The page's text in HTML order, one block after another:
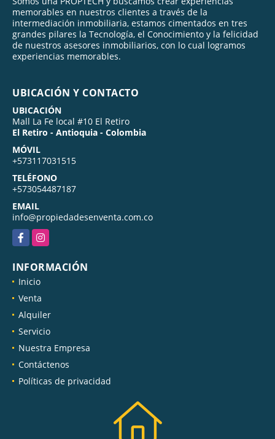
memorables en nuestros clientes a través de la
intermediación inmobiliaria, estamos cimentados en tres
grandes pilares la Tecnología, el Conocimiento y la felicidad
de nuestros asesores inmobiliarios, con lo cual logramos
experiencias memorables.
UBICACIÓN Y CONTACTO
UBICACIÓN
Mall La Fe local #10 El Retiro
El Retiro - Antioquia - Colombia
MÓVIL
+573117031515
TELÉFONO
+573054487187
EMAIL
info@propiedadesenventa.com.co
FacebookInstagram
INFORMACIÓN
Inicio
Venta
Alquiler
Servicio
Nuestra Empresa
Contáctenos
Políticas de privacidad